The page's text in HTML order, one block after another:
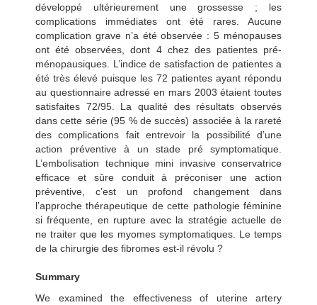
développé ultérieurement une grossesse ; les
complications immédiates ont été rares. Aucune
complication grave n’a été observée : 5 ménopauses
ont été observées, dont 4 chez des patientes pré-
ménopausiques. L’indice de satisfaction de patientes a
été très élevé puisque les 72 patientes ayant répondu
au questionnaire adressé en mars 2003 étaient toutes
satisfaites 72/95. La qualité des résultats observés
dans cette série (95 % de succès) associée à la rareté
des complications fait entrevoir la possibilité d’une
action préventive à un stade pré symptomatique.
L’embolisation technique mini invasive conservatrice
efficace et sûre conduit à préconiser une action
préventive, c’est un profond changement dans
l’approche thérapeutique de cette pathologie féminine
si fréquente, en rupture avec la stratégie actuelle de
ne traiter que les myomes symptomatiques. Le temps
de la chirurgie des fibromes est-il révolu ?
Summary
We examined the effectiveness of uterine artery